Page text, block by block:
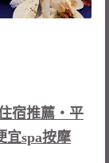
住宿推薦‧平
spa按摩